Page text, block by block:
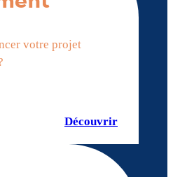
votre projet
Découvrir